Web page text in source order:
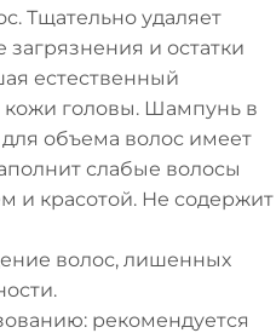
Тщательно удаляет
и остатки
естественный
головы. Шампунь в
объема волос имеет
слабые волосы
и красотой. Не содержит
волос, лишенных
рекомендуется